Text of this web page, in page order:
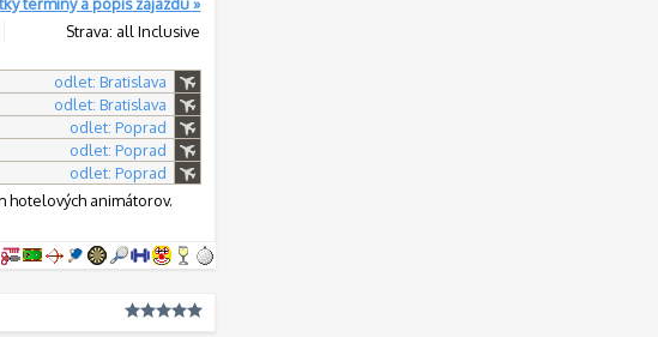
Strava: all Inclusive
odlet: Bratislava
odlet: Bratislava
odlet: Poprad
odlet: Poprad
odlet: Poprad
hotelových animátorov.